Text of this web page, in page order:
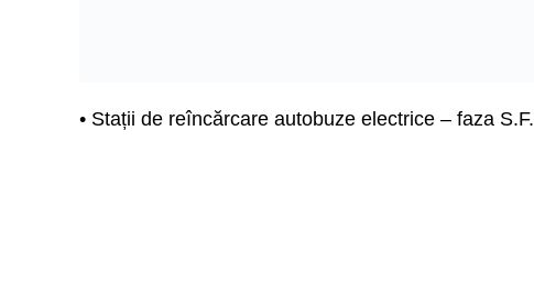
• Stații de reîncărcare autobuze electrice – faza S.F.